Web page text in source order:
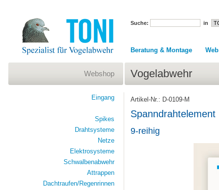
Suche: in
Beratung & Montage
Vogelabwehr
Artikel-Nr.: D-0109-M
9-reihig
Webshop
Eingang
Spikes
Drahtsysteme
Netze
Elektrosysteme
Schwalbenabwehr
Attrappen
Dachtraufen/Regenrinnen